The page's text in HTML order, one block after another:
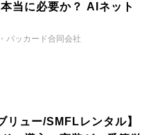
当に必要か？ AIネット
パッカード合同会社
リュー/SMFLレンタル】